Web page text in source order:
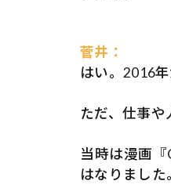
菅井：
はい。2016
ただ、仕事
当時は漫画
はなりました